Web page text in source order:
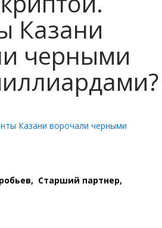
Казани
черными
Казани ворочали черными
, Старший партнер,